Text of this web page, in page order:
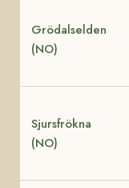
Grödalselden
(NO)
Sjursfrökna
(NO)